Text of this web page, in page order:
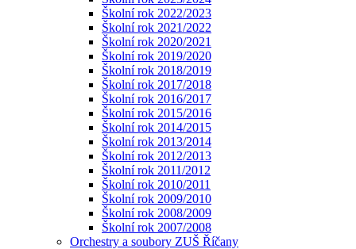
Školní rok 2022/2023
Školní rok 2021/2022
Školní rok 2020/2021
Školní rok 2019/2020
Školní rok 2018/2019
Školní rok 2017/2018
Školní rok 2016/2017
Školní rok 2015/2016
Školní rok 2014/2015
Školní rok 2013/2014
Školní rok 2012/2013
Školní rok 2011/2012
Školní rok 2010/2011
Školní rok 2009/2010
Školní rok 2008/2009
Školní rok 2007/2008
Orchestry a soubory ZUŠ Říčany